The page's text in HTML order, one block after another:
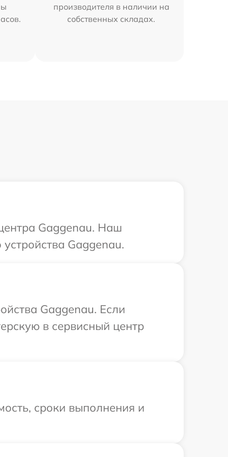
производителя в наличии на
собственных складах.
Gaggenau. Наш
Gaggenau.
Gaggenau. Если
в сервисный центр
сроки выполнения и